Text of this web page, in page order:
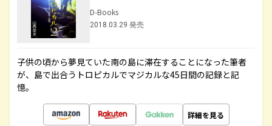
D-Books
2018.03.29 発売
子供の頃から夢見ていた南の島に滞在することになった筆者
が、島で出合うトロピカルでマジカルな45日間の記録と記
憶。
詳細を見る